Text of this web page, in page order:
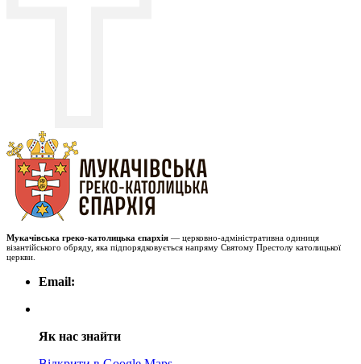
Мукачівська греко-католицька єпархія — церковно-адміністративна одиниця
візантійського обряду, яка підпорядковується напряму Святому Престолу католицької
церкви.
Email:
Як нас знайти